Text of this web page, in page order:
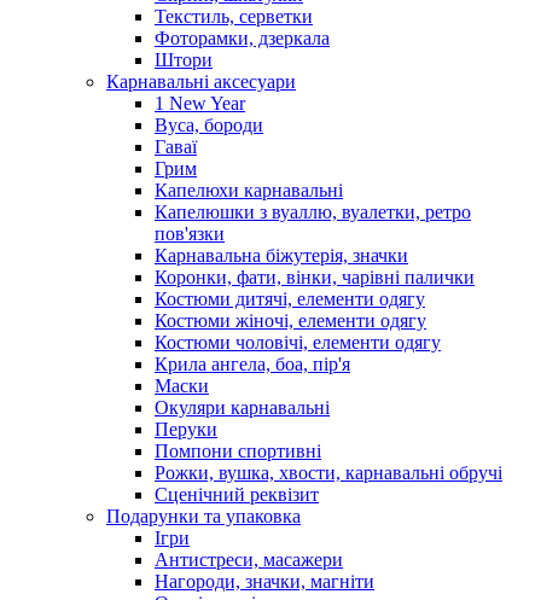
Текстиль, серветки
Фоторамки, дзеркала
Штори
Карнавальні аксесуари
1 New Year
Вуса, бороди
Гаваї
Грим
Капелюхи карнавальні
Капелюшки з вуаллю, вуалетки, ретро
пов'язки
Карнавальна біжутерія, значки
Коронки, фати, вінки, чарівні палички
Костюми дитячі, елементи одягу
Костюми жіночі, елементи одягу
Костюми чоловічі, елементи одягу
Крила ангела, боа, пір'я
Маски
Окуляри карнавальні
Перуки
Помпони спортивні
Рожки, вушка, хвости, карнавальні обручі
Сценічний реквізит
Подарунки та упаковка
Ігри
Антистреси, масажери
Нагороди, значки, магніти